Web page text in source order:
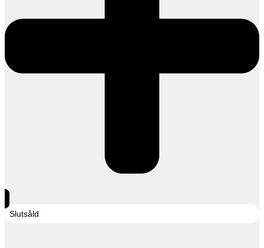
Slutsåld